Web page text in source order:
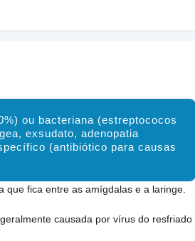
ou bacteriana (estreptococos
exsudato, adenopatia
(antibiótico para causas
que fica entre as amígdalas e a laringe.
causada por vírus do resfriado